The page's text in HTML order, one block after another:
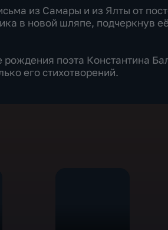
из Самары и из Ялты от
в новой шляпе, подчеркнув
поэта Константина
его стихотворений.